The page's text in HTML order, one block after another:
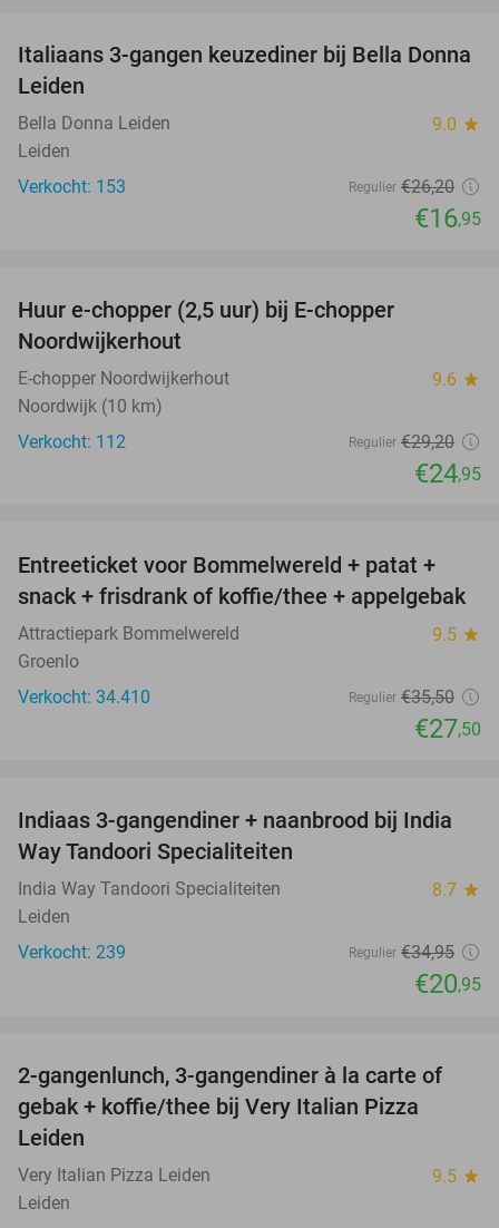
35%
Italiaans 3-gangen keuzediner bij Bella Donna
Leiden
Bella Donna Leiden 9.0 star
Leiden
Verkocht: 153
Regulier €26,20
€16,95
Huur e-chopper (2,5 uur) bij E-chopper
Noordwijkerhout
E-chopper Noordwijkerhout 9.6 star
Noordwijk (10 km)
Verkocht: 112
Regulier €29,20
€24,95
23%
Entreeticket voor Bommelwereld + patat +
snack + frisdrank of koffie/thee + appelgebak
Attractiepark Bommelwereld 9.5 star
Groenlo
Verkocht: 34.410
Regulier €35,50
€27,50
40%
Indiaas 3-gangendiner + naanbrood bij India
Way Tandoori Specialiteiten
India Way Tandoori Specialiteiten 8.7 star
Leiden
Verkocht: 239
Regulier €34,95
€20,95
38%
2-gangenlunch, 3-gangendiner à la carte of
gebak + koffie/thee bij Very Italian Pizza
Leiden
Very Italian Pizza Leiden 9.5 star
Leiden